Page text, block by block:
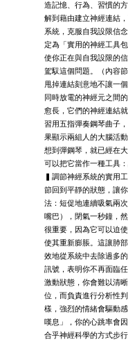
造記憶、行為、習慣的
解到藉由建立神經連結
系統，克服自我設限信
定為「實用的神經工具
使你正在與自我設限的
駕馭這個問題。（內容
甩掉連結刻意地不讓一
同時放電的神經元之間
愈長，它們的神經連結
習用五指彈奏鋼琴曲子
果顯示兩組人的大腦活
想到彈鋼琴，就已經在
可以把它當作一種工具
▍調節神經系統的實用
節回到平靜的狀態，讓
法：短促地連續吸氣兩
嘴巴），閉氣一秒鐘，
很重要，因為它可以迫
使其重新膨脹。這讓肺
效地從系統中去除過多
訊號，表明你不再面臨
激動狀態，你會難以清
位，而負責進行分析性
樣，強烈的情緒會驅動
嘆息」，你的心跳率會
合乎神經科學的方式步